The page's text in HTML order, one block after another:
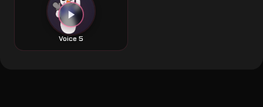
Voice 5